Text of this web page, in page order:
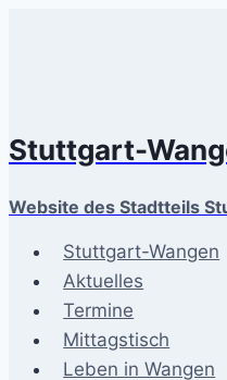
Stuttgart-
Website des Stadtteils
Stuttgart-Wangen
Aktuelles
Termine
Mittagstisch
Leben in Wangen